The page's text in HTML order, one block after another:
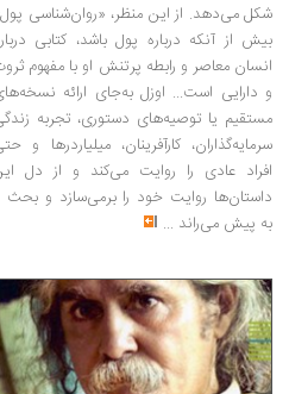
شکل می‌دهد. از این منظر، «روان‌شناسی
بیش از آنکه درباره پول باشد، کتابی
انسان معاصر و رابطه پرتنش او با مفهوم
و دارایی است... اوزل به‌جای ارائه
مستقیم یا توصیه‌های دستوری، تجربه
سرمایه‌گذاران، کارآفرینان، میلیاردرها و
افراد عادی را روایت می‌کند و از دل
داستان‌ها روایت خود را برمی‌سازد و بحث
به پیش می‌راند ...